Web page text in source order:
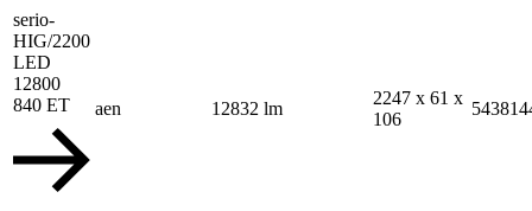
serio-
HIG/2200
LED
12800
840 ET
aen 12832 lm
2247 x 61 x
106